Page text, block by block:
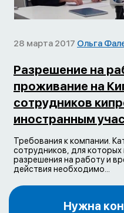
28 марта 2017 Ольга
Разрешение на
проживание на
сотрудников
иностранным
Требования к компании.
сотрудников, для
разрешения на работу и
действия необходимо...
Нужна